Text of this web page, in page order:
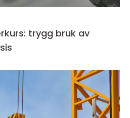
trygg bruk av